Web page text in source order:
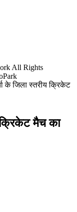
All Rights
के जिला स्तरीय क्रिकेट
क्रिकेट मैच का